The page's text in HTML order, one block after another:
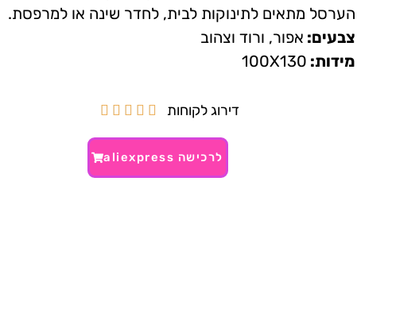
הערסל מתאים לתינוקות לבית, לחדר שינה או למרפסת.
צבעים: אפור, ורוד וצהוב
מידות: 100X130
דירוג לקוחות 




לרכישה aliexpress